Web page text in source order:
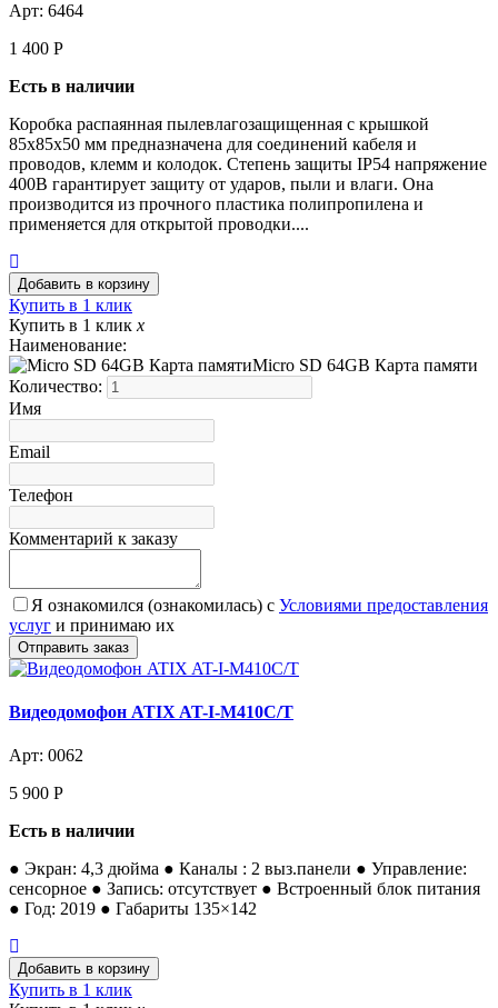
Арт: 6464
1 400 Р
Есть в наличии
Коробка распаянная пылевлагозащищенная с крышкой
85х85х50 мм предназначена для соединений кабеля и
проводов, клемм и колодок. Степень защиты IP54 напряжение
400В гарантирует защиту от ударов, пыли и влаги. Она
производится из прочного пластика полипропилена и
применяется для открытой проводки....
Купить в 1 клик
Купить в 1 клик x
Наименование:
Micro SD 64GB Карта памяти
Количество:
Имя
Email
Телефон
Комментарий к заказу
Я ознакомился (ознакомилась) с Условиями предоставления
услуг и принимаю их
Видеодомофон ATIX AT-I-М410C/T
Арт: 0062
5 900 Р
Есть в наличии
● Экран: 4,3 дюйма ● Каналы : 2 выз.панели ● Управление:
сенсорное ● Запись: отсутствует ● Встроенный блок питания
● Год: 2019 ● Габариты 135×142
Купить в 1 клик